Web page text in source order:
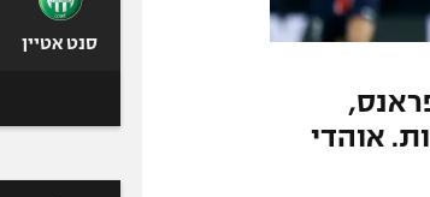
את הפער בפסגה ל-19 נקודות. אוהדי
סנט אטיין